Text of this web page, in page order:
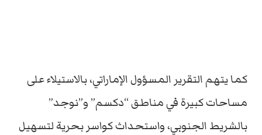
كما يتهم التقرير المسؤول الإماراتي، بالاستيلاء على
مساحات كبيرة في مناطق “دكسم” و”نوجد”
بالشريط الجنوبي، واستحداث كواسر بحرية لتسهيل